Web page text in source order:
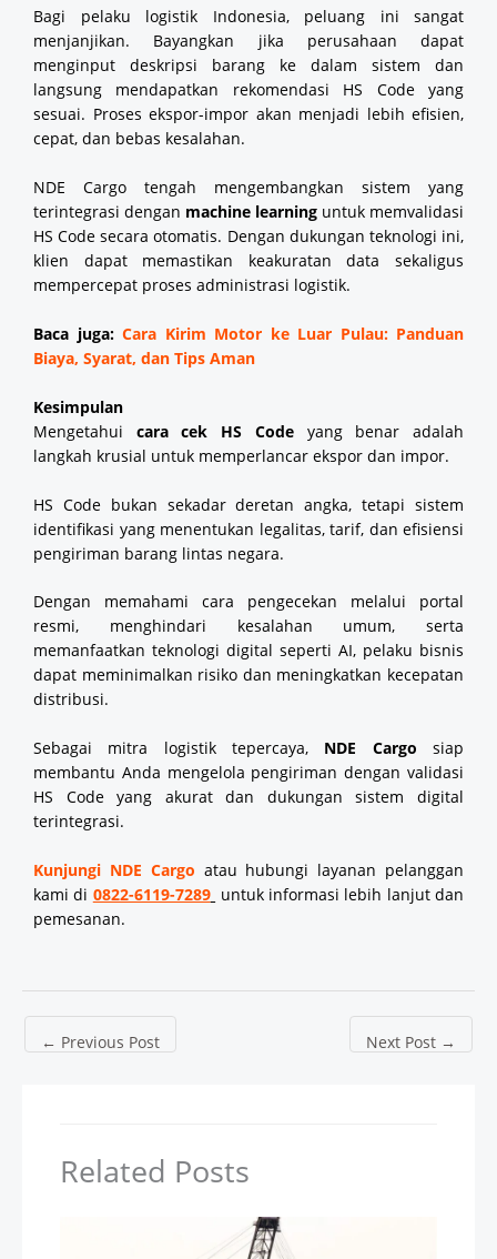
Bagi pelaku logistik Indonesia, peluang ini sangat
menjanjikan. Bayangkan jika perusahaan dapat
menginput deskripsi barang ke dalam sistem dan
langsung mendapatkan rekomendasi HS Code yang
sesuai. Proses ekspor-impor akan menjadi lebih efisien,
cepat, dan bebas kesalahan.
NDE Cargo tengah mengembangkan sistem yang
terintegrasi dengan machine learning untuk memvalidasi
HS Code secara otomatis. Dengan dukungan teknologi ini,
klien dapat memastikan keakuratan data sekaligus
mempercepat proses administrasi logistik.
Baca juga: Cara Kirim Motor ke Luar Pulau: Panduan
Biaya, Syarat, dan Tips Aman
Kesimpulan
Mengetahui cara cek HS Codeyang benar adalah
langkah krusial untuk memperlancar ekspor dan impor.
HS Code bukan sekadar deretan angka, tetapi sistem
identifikasi yang menentukan legalitas, tarif, dan efisiensi
pengiriman barang lintas negara.
Dengan memahami cara pengecekan melalui portal
resmi, menghindari kesalahan umum, serta
memanfaatkan teknologi digital seperti AI, pelaku bisnis
dapat meminimalkan risiko dan meningkatkan kecepatan
distribusi.
Sebagai mitra logistik tepercaya, NDE Cargo siap
membantu Anda mengelola pengiriman dengan validasi
HS Code yang akurat dan dukungan sistem digital
terintegrasi.
Kunjungi NDE Cargo atau hubungi layanan pelanggan
kami di 0822-6119-7289 untuk informasi lebih lanjut dan
pemesanan.
← Previous Post Next Post →
Related Posts